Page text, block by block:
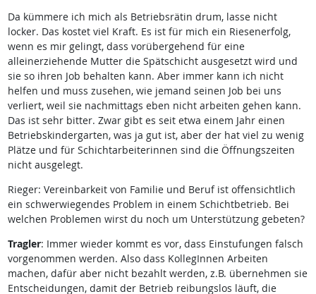
Da kümmere ich mich als Betriebsrätin drum, lasse nicht
locker. Das kostet viel Kraft. Es ist für mich ein Riesenerfolg,
wenn es mir gelingt, dass vorübergehend für eine
alleinerziehende Mutter die Spätschicht ausgesetzt wird und
sie so ihren Job behalten kann. Aber immer kann ich nicht
helfen und muss zusehen, wie jemand seinen Job bei uns
verliert, weil sie nachmittags eben nicht arbeiten gehen kann.
Das ist sehr bitter. Zwar gibt es seit etwa einem Jahr einen
Betriebskindergarten, was ja gut ist, aber der hat viel zu wenig
Plätze und für Schichtarbeiterinnen sind die Öffnungszeiten
nicht ausgelegt.
Rieger: Vereinbarkeit von Familie und Beruf ist offensichtlich
ein schwerwiegendes Problem in einem Schichtbetrieb. Bei
welchen Problemen wirst du noch um Unterstützung gebeten?
Tragler: Immer wieder kommt es vor, dass Einstufungen falsch
vorgenommen werden. Also dass KollegInnen Arbeiten
machen, dafür aber nicht bezahlt werden, z.B. übernehmen sie
Entscheidungen, damit der Betrieb reibungslos läuft, die